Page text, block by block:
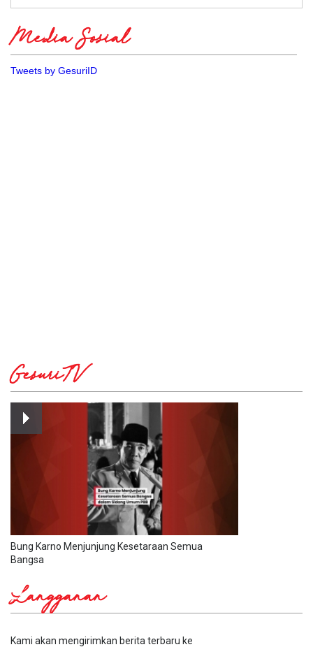
Media Sosial
Tweets by GesuriID
GesuriTV
Bung Karno Menjunjung Kesetaraan Semua
Bangsa
Langganan
Kami akan mengirimkan berita terbaru ke